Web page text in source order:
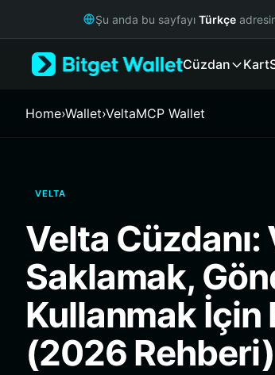
Русский
Italiano
繁體中文
Bahasa Indonesia
ภาษาไทย
Español
Português (Brasil)
Español (Argentina)
Şu anda bu sayfayı Türkçe
Cüzdan Kart
Home›Wallet›VeltaMCP Wallet
VELTA
Velta Cüzdanı:
Saklamak,
Kullanmak İçin
(2026 Rehberi)